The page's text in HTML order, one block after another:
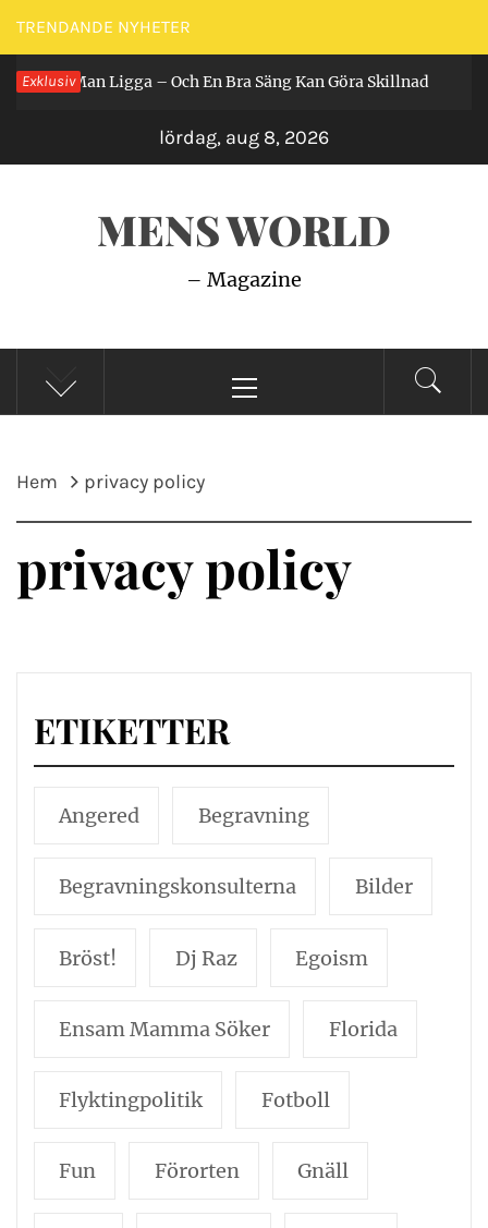
Hoppa
till
innehåll
TRENDANDE NYHETER
Exklusiv
Får Man Ligga – Och En Bra Säng Kan Göra Skillnad
lördag, aug 8, 2026
MENS WORLD
– Magazine
meny
Hem privacy policy
privacy policy
ETIKETTER
Angered Begravning
Begravningskonsulterna Bilder
Bröst! Dj Raz Egoism
Ensam Mamma Söker Florida
Flyktingpolitik Fotboll
Fun Förorten Gnäll